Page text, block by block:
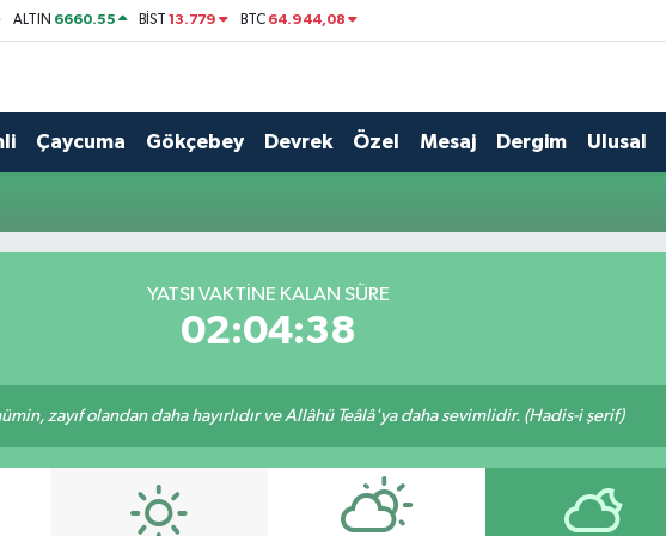
ALTIN 6660.55 BİST13.779 BTC 64.944,08
Çaycuma Gökçebey Devrek Özel Mesaj Dergim Ulusal
YATSI VAKTINE KALAN SÜRE
02:04:38
zayıf olandan daha hayırlıdır ve Allâhü Teâlâ'ya daha sevimlidir. (Hadis-i şerif)